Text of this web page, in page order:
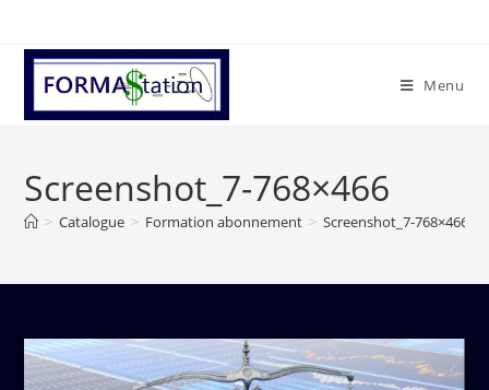
Menu
Screenshot_7-768×466
> Catalogue > Formation abonnement > Screenshot_7-768×466